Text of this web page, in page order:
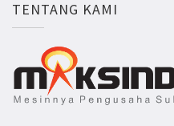
TENTANG KAMI